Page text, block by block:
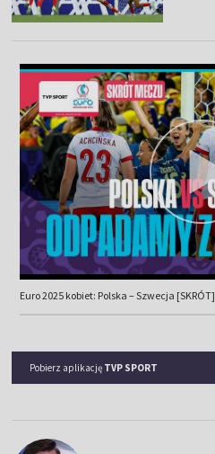
Euro 2025 kobiet: Polska – Szwecja [SKRÓT]
Pobierz aplikację TVP SPORT